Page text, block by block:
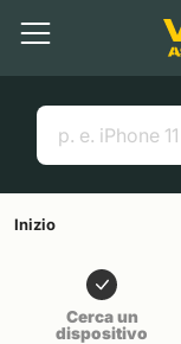
Contenuto
Menu
Cerca
Link utili
Inizio
Cerca un
dispositivo